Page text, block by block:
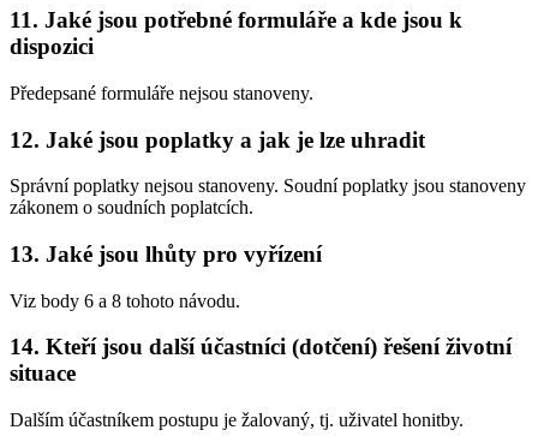
11. Jaké jsou potřebné formuláře a kde jsou k
dispozici
Předepsané formuláře nejsou stanoveny.
12. Jaké jsou poplatky a jak je lze uhradit
Správní poplatky nejsou stanoveny. Soudní poplatky jsou stanoveny
zákonem o soudních poplatcích.
13. Jaké jsou lhůty pro vyřízení
Viz body 6 a 8 tohoto návodu.
14. Kteří jsou další účastníci (dotčení) řešení životní
situace
Dalším účastníkem postupu je žalovaný, tj. uživatel honitby.